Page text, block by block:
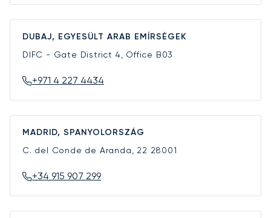
DUBAJ, EGYESÜLT ARAB EMÍRSÉGEK
DIFC - Gate District 4, Office B03
+971 4 227 4434
MADRID, SPANYOLORSZÁG
C. del Conde de Aranda, 22 28001
+34 915 907 299